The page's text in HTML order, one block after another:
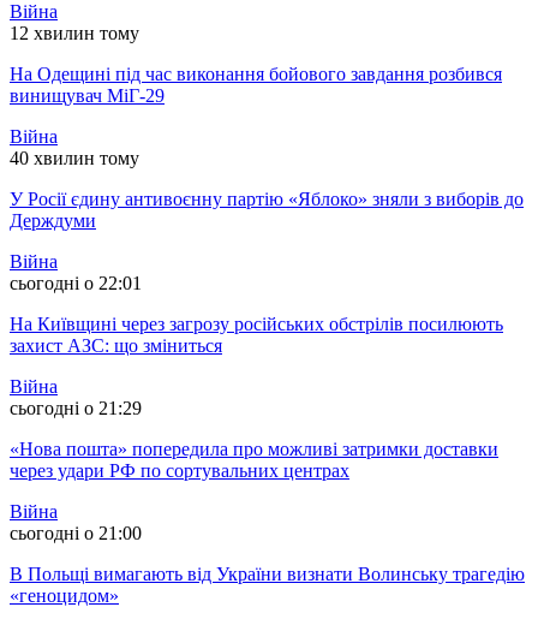
Війна
12 хвилин тому
На Одещині під час виконання бойового завдання розбився
винищувач МіГ-29
Війна
40 хвилин тому
У Росії єдину антивоєнну партію «Яблоко» зняли з виборів до
Держдуми
Війна
сьогодні о 22:01
На Київщині через загрозу російських обстрілів посилюють
захист АЗС: що зміниться
Війна
сьогодні о 21:29
«Нова пошта» попередила про можливі затримки доставки
через удари РФ по сортувальних центрах
Війна
сьогодні о 21:00
В Польщі вимагають від України визнати Волинську трагедію
«геноцидом»